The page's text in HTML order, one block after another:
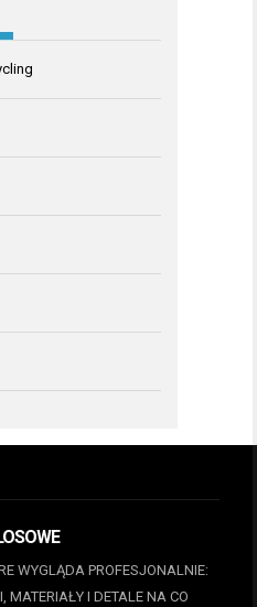
WYGLĄDA PROFESJONALNIE:
MATERIAŁY I DETALE NA CO